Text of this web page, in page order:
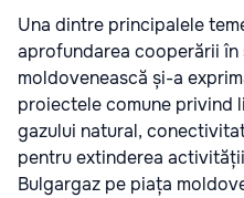
Una dintre principalele
aprofundarea cooperării
moldovenească și-a
proiectele comune privind
gazului natural,
pentru extinderea
Bulgargaz pe piața